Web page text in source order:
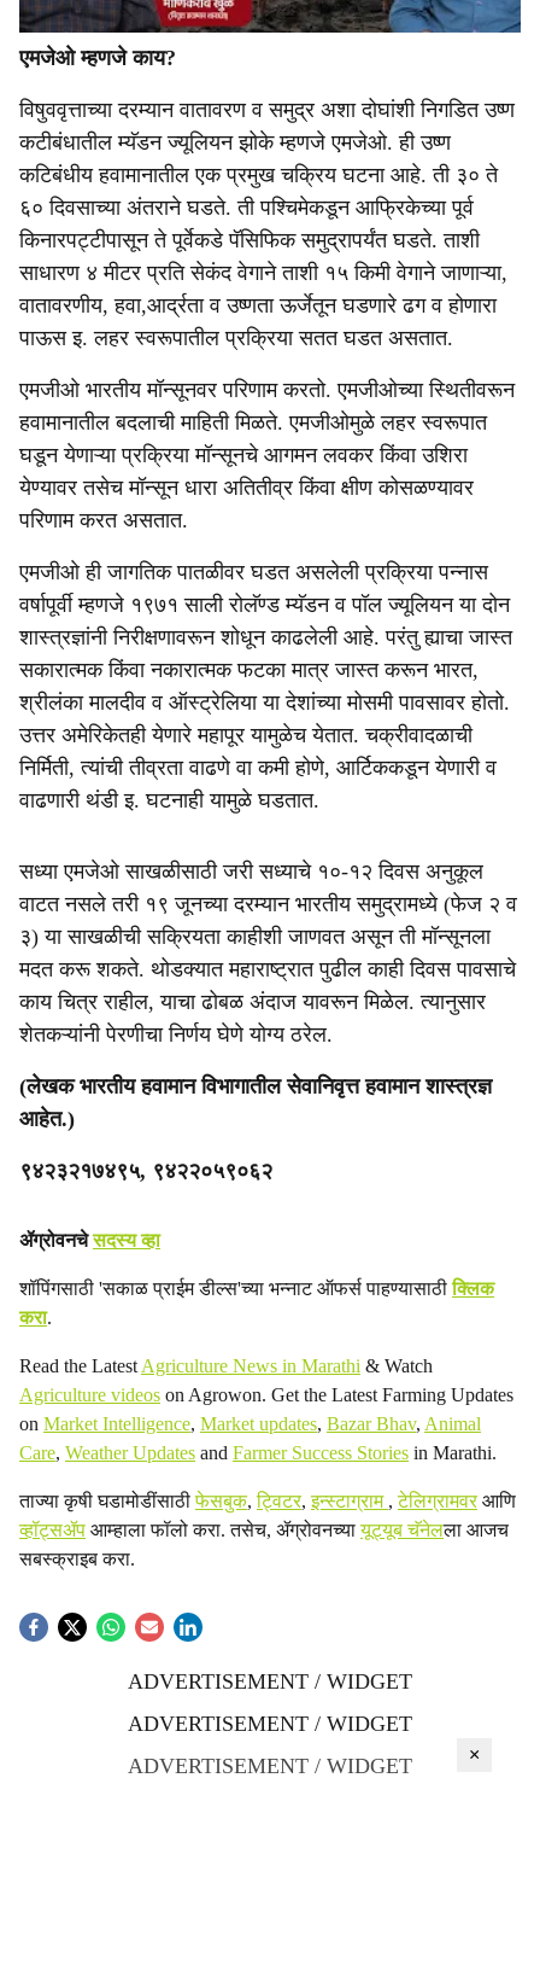
एमजेओ म्हणजे काय?
विषुववृत्ताच्या दरम्यान वातावरण व समुद्र अशा दोघांशी निगडित उष्ण
कटीबंधातील म्यॅडन ज्यूलियन झोके म्हणजे एमजेओ. ही उष्ण
कटिबंधीय हवामानातील एक प्रमुख चक्रिय घटना आहे. ती ३० ते
६० दिवसाच्या अंतराने घडते. ती पश्चिमेकडून आफ्रिकेच्या पूर्व
किनारपट्टीपासून ते पूर्वेकडे पॅसिफिक समुद्रापर्यंत घडते. ताशी
साधारण ४ मीटर प्रति सेकंद वेगाने ताशी १५ किमी वेगाने जाणाऱ्या,
वातावरणीय, हवा,आर्द्रता व उष्णता ऊर्जेतून घडणारे ढग व होणारा
पाऊस इ. लहर स्वरूपातील प्रक्रिया सतत घडत असतात.
एमजीओ भारतीय मॉन्सूनवर परिणाम करतो. एमजीओच्या स्थितीवरून
हवामानातील बदलाची माहिती मिळते. एमजीओमुळे लहर स्वरूपात
घडून येणाऱ्या प्रक्रिया मॉन्सूनचे आगमन लवकर किंवा उशिरा
येण्यावर तसेच मॉन्सून धारा अतितीव्र किंवा क्षीण कोसळण्यावर
परिणाम करत असतात.
एमजीओ ही जागतिक पातळीवर घडत असलेली प्रक्रिया पन्नास
वर्षापूर्वी म्हणजे १९७१ साली रोलॅण्ड म्यॅडन व पॉल ज्यूलियन या दोन
शास्त्रज्ञांनी निरीक्षणावरून शोधून काढलेली आहे. परंतु ह्याचा जास्त
सकारात्मक किंवा नकारात्मक फटका मात्र जास्त करून भारत,
श्रीलंका मालदीव व ऑस्ट्रेलिया या देशांच्या मोसमी पावसावर होतो.
उत्तर अमेरिकेतही येणारे महापूर यामुळेच येतात. चक्रीवादळाची
निर्मिती, त्यांची तीव्रता वाढणे वा कमी होणे, आर्टिककडून येणारी व
वाढणारी थंडी इ. घटनाही यामुळे घडतात.
सध्या एमजेओ साखळीसाठी जरी सध्याचे १०-१२ दिवस अनुकूल
वाटत नसले तरी १९ जूनच्या दरम्यान भारतीय समुद्रामध्ये (फेज २ व
३) या साखळीची सक्रियता काहीशी जाणवत असून ती मॉन्सूनला
मदत करू शकते. थोडक्यात महाराष्ट्रात पुढील काही दिवस पावसाचे
काय चित्र राहील, याचा ढोबळ अंदाज यावरून मिळेल. त्यानुसार
शेतकऱ्यांनी पेरणीचा निर्णय घेणे योग्य ठरेल.
(लेखक भारतीय हवामान विभागातील सेवानिवृत्त हवामान शास्त्रज्ञ
आहेत.)
९४२३२१७४९५, ९४२२०५९०६२
ॲग्रोवनचेसदस्य व्हा
शॉपिंगसाठी 'सकाळ प्राईम डील्स'च्या भन्नाट ऑफर्स पाहण्यासाठीक्लिक
करा.
Read the Latest Agriculture News in Marathi & Watch
Agriculture videos on Agrowon. Get the Latest Farming Updates
on Market Intelligence, Market updates, Bazar Bhav, Animal
Care, Weather Updates and Farmer Success Stories in Marathi.
ताज्या कृषी घडामोडींसाठीफेसबुक,ट्विटर,इन्स्टाग्राम ,टेलिग्रामवरआणि
व्हॉट्सॲप आम्हाला फॉलो करा. तसेच, ॲग्रोवनच्यायूट्यूब चॅनेलला आजच
सबस्क्राइब करा.
ADVERTISEMENT / WIDGET
ADVERTISEMENT / WIDGET
ADVERTISEMENT / WIDGET
×